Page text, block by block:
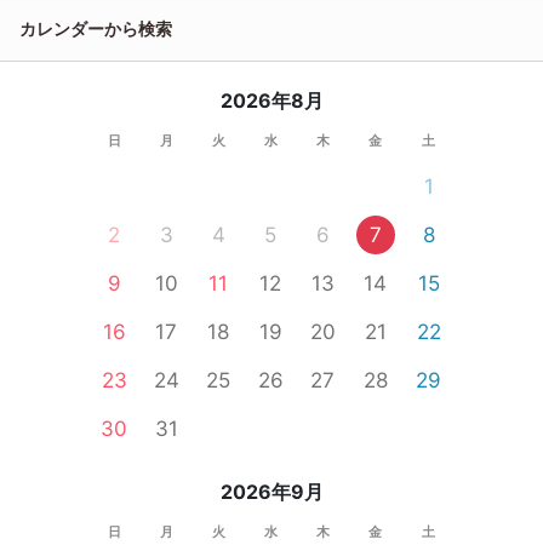
カレンダーから検索
2026年8月
日 月 火 水 木 金 土
1
2
3 4 5 6 7
8
9
10 11 12 13 14
15
16
17 18 19 20 21
22
23
24 25 26 27 28
29
30
31
2026年9月
日 月 火 水 木 金 土